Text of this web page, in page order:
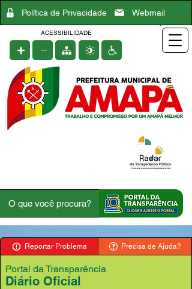
Política de Privacidade Webmail
ACESSIBILIDADE
Reportar Problema Precisa de Ajuda?
Portal da Transparência
Diário Oficial